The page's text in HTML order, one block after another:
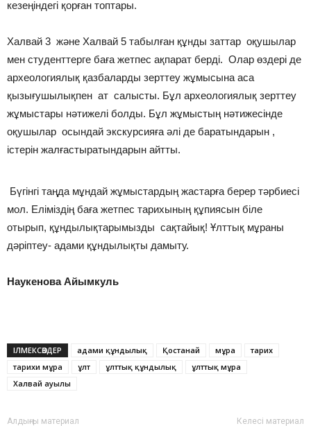
кезеңіндегі қорған топтары.
Халвай 3 және Халвай 5 табылған құнды заттар оқушылар
мен студенттерге баға жетпес ақпарат берді. Олар өздері де
археологиялық қазбаларды зерттеу жұмысына аса
қызығушылықпен ат салысты. Бұл археологиялық зерттеу
жұмыстары нәтижелі болды. Бұл жұмыстың нәтижесінде
оқушылар осындай экскурсияға әлі де баратындарын ,
істерін жалғастыратындарын айтты.
Бүгінгі таңда мұндай жұмыстардың жастарға берер тәрбиесі
мол. Еліміздің баға жетпес тарихының құпиясын біле
отырып, құндылықтарымызды сақтайық! Ұлттық мұраны
дәріптеу- адами құндылықты дамыту.
Наукенова Айымкуль
ІЛМЕКСӨЗДЕР адами құндылық Қостанай мұра
тарих
тарихи мұра
ұлт ұлттық құндылық
ұлттық мұра
Халвай ауылы
Алдыңғы материал Келесі материал